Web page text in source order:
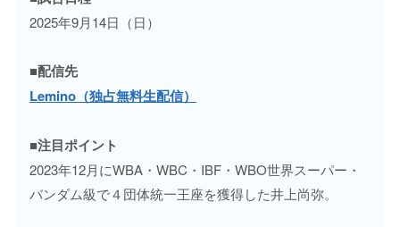
2025年9月14日（日）
■配信先
Lemino（独占無料生配信）
■注目ポイント
2023年12月にWBA・WBC・IBF・WBO世界スーパー・
バンダム級で４団体統一王座を獲得した井上尚弥。